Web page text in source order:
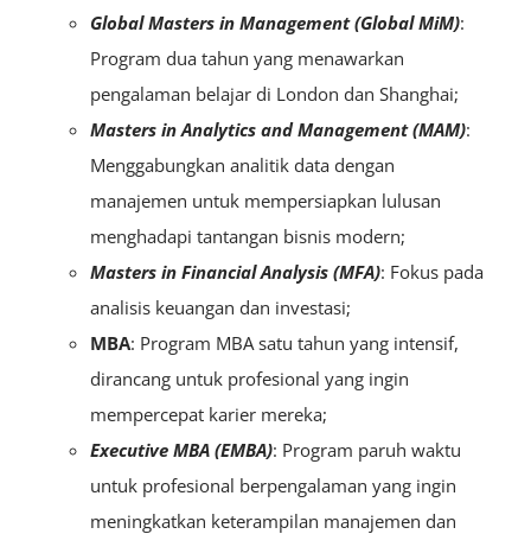
Global Masters in Management (Global MiM):
Program dua tahun yang menawarkan
pengalaman belajar di London dan Shanghai;
Masters in Analytics and Management (MAM):
Menggabungkan analitik data dengan
manajemen untuk mempersiapkan lulusan
menghadapi tantangan bisnis modern;
Masters in Financial Analysis (MFA): Fokus pada
analisis keuangan dan investasi;
MBA: Program MBA satu tahun yang intensif,
dirancang untuk profesional yang ingin
mempercepat karier mereka;
Executive MBA (EMBA): Program paruh waktu
untuk profesional berpengalaman yang ingin
meningkatkan keterampilan manajemen dan